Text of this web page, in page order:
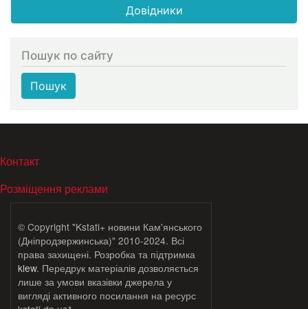
Довідники
Пошук по сайту
Пошук
МЕНЮ В ПОДВАЛЕ
Контакт
Розміщення реклами
© Copyright "Kstati+ новини Кам'янського
(Дніпродзержинська)" 2010-2024. Всі
права захищені. Розробка та підтримка
klew. Передрук матеріалів дозволяється
лише за умови вказівки джерела у
вигляді активного посилання на ресурс